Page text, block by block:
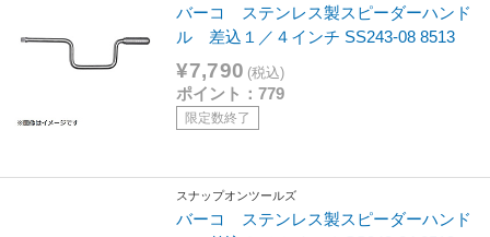
バーコ ステンレス製スピーダーハンド
ル 差込１／４インチ SS243-08 8513
¥7,790 (税込)
ポイント：779
限定数終了
スナップオンツールズ
バーコ ステンレス製スピーダーハンド